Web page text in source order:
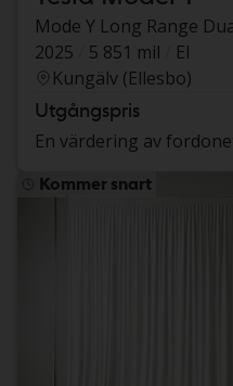
Mode Y Long Range
2025
5 851 mil
El
Kungälv (Ellesbo)
Utgångspris
En värdering av
Kommer snart